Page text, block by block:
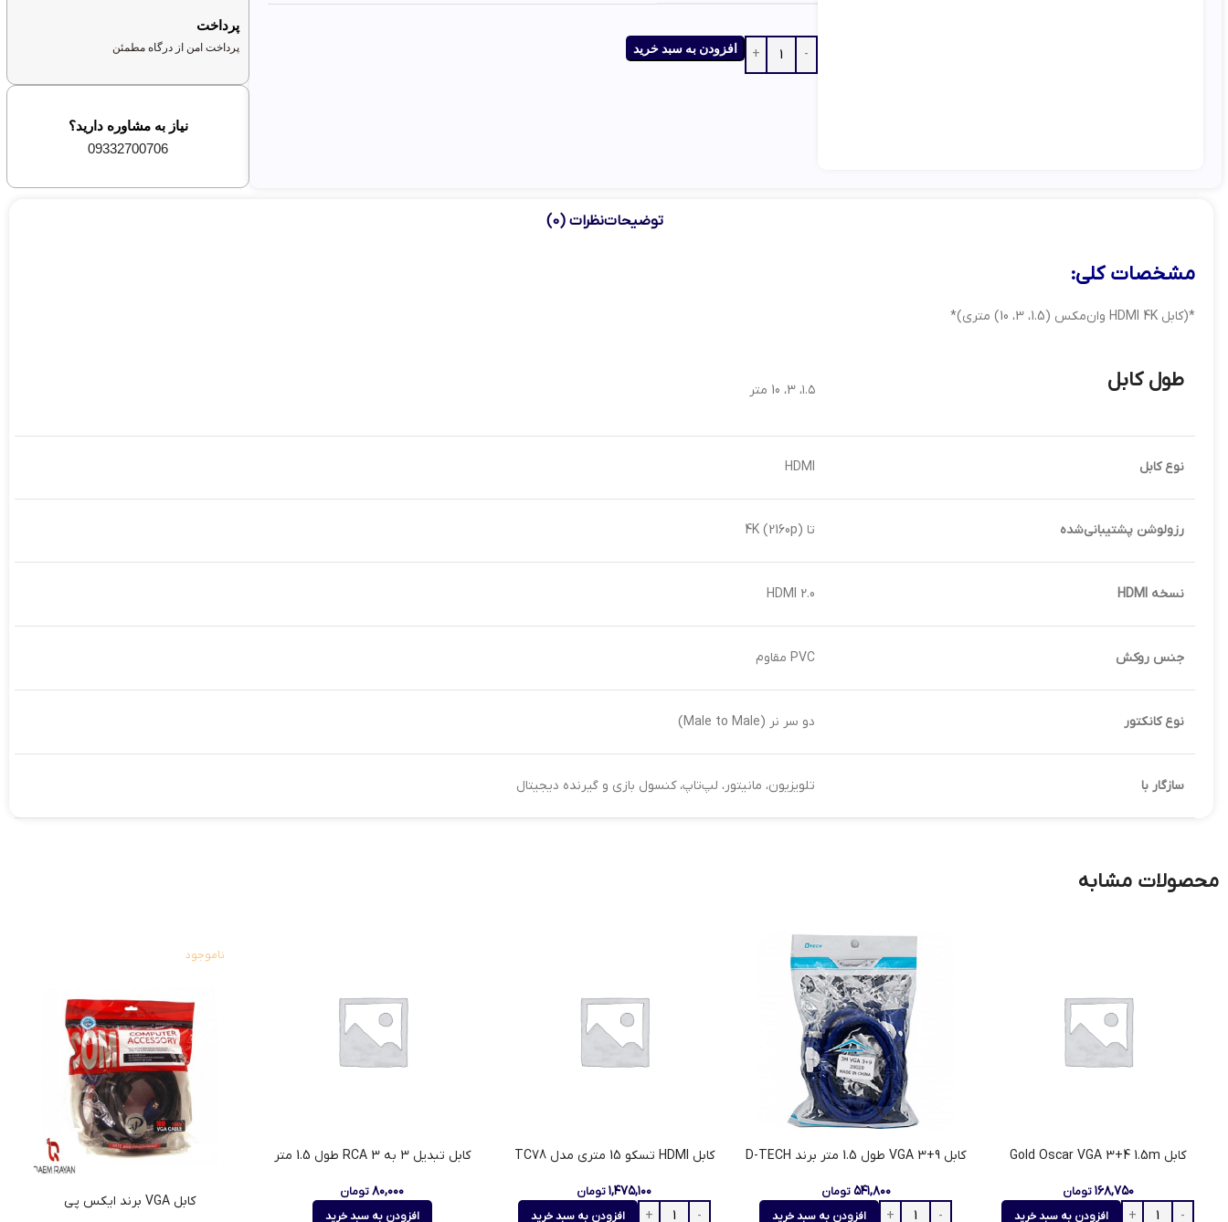
افزودن به سبد خرید
پرداخت
پرداخت امن از درگاه مطمئن
نیاز به مشاوره دارید؟
09332700706
توضیحاتنظرات (0)
مشخصات کلی:
*(کابل HDMI 4K وان‌مکس (1.5، 3، 10) متری)*
طول کابل ۱.۵، 3، 10 متر
نوع کابل HDMI
رزولوشن پشتیبانی‌شده تا 4K (2160p)
نسخه HDMI HDMI 2.0
جنس روکش PVC مقاوم
نوع کانکتور دو سر نر (Male to Male)
سازگار با تلویزیون، مانیتور، لپ‌تاپ، کنسول بازی و گیرنده دیجیتال
محصولات مشابه
کابل Gold Oscar VGA 3+4 1.5m
۱۶۸,۷۵۰ تومان
افزودن به سبد خرید
کابل 9+3 VGA طول 1.5 متر برند D-TECH
۵۴۱,۸۰۰ تومان
افزودن به سبد خرید
کابل HDMI تسکو 15 متری مدل TC78
۱,۴۷۵,۱۰۰تومان
افزودن به سبد خرید
کابل تبدیل 3 به 3 RCA طول 1.5 متر
۸۰,۰۰۰ تومان
افزودن به سبد خرید
ناموجود
کابل VGA برند ایکس پی